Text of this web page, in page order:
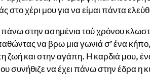
στο χέρι μου για να είμαι πάντα
στην ασημένια τού χρόνου
να βρω μια γωνιά σ’ ένα
και στην αγάπη. Η καρδιά μου, ένα
συνήθιζε να έχει πάνω στην έδρα η